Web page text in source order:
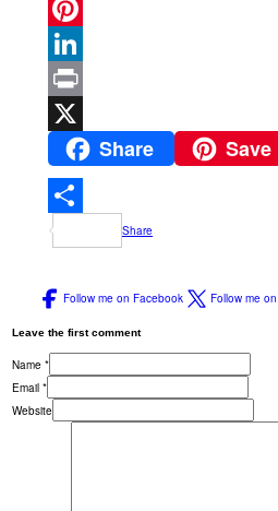
Email
Pinterest
LinkedIn
Print
Share Save
Share
Follow me on Facebook Follow me
Leave the first comment
Name *
Email *
Website